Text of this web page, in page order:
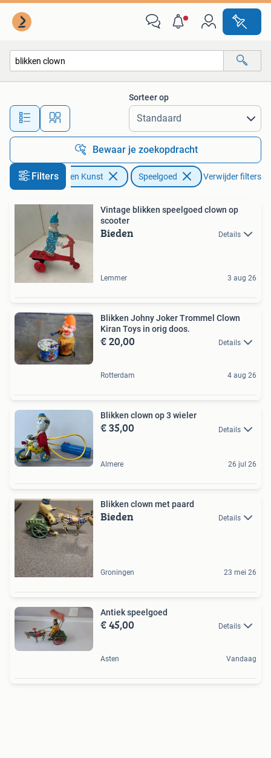
Alle afstanden…
Sorteer op
Bewaar je zoekopdracht
FiltersAntiek en Kunst Speelgoed Verwijder filters
Vintage blikken speelgoed clown op
scooter
Bieden Details
Lemmer 3 aug 26
Blikken Johny Joker Trommel Clown
Kiran Toys in orig doos.
€ 20,00 Details
Rotterdam 4 aug 26
Blikken clown op 3 wieler
€ 35,00 Details
Almere 26 jul 26
Blikken clown met paard
Bieden Details
Groningen 23 mei 26
Antiek speelgoed
€ 45,00 Details
Asten Vandaag